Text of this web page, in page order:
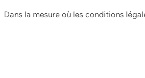
Dans la mesure où les conditions